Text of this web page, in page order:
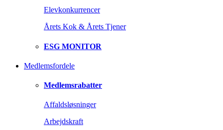
Elevkonkurrencer
Årets Kok & Årets Tjener
ESG MONITOR
Medlemsfordele
Medlemsrabatter
Affaldsløsninger
Arbejdskraft